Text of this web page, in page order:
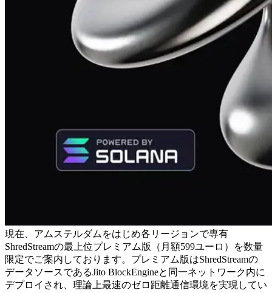
現在、アムステルダムをはじめ各リージョンで専有
ShredStreamの最上位プレミアム版（月額599ユーロ）を数量
限定でご案内しております。プレミアム版はShredStreamの
データソースであるJito BlockEngineと同一ネットワーク内に
デプロイされ、理論上最速のゼロ距離通信環境を実現してい